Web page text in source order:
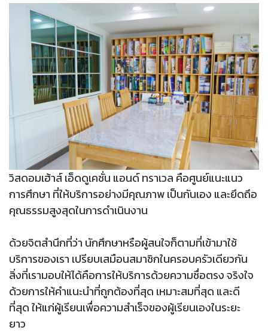
วิสดอมเฮ้าส์ เอ็ดดูเคชั่น แอนด์ ทราเวล คือศูนย์แนะแนว
การศึกษา ที่ให้บริการอย่างมีคุณภาพ เป็นกันเอง และยึดถึอ
คุณธรรมสูงสุดในการดำเนินงาน
ด้วยจิตสำนึกที่ว่า นักศึกษาหรือผู้สนใจก็ตามที่เข้ามาใช้
บริการของเรา เปรียบเสมือนสมาชิกในครอบครัวเดียวกัน
สิ่งที่เรามอบให้ได้คือการให้บริการด้วยความซื่อตรง จริงใจ
ด้วยการให้คำแนะนำที่ถูกต้องที่สุด เหมาะสมที่สุด และดี
ที่สุด ให้แก่ผู้เรียนเพื่อความสำเร็จของผู้เรียนเองในระยะ
ยาว